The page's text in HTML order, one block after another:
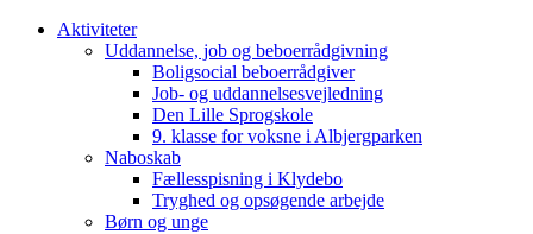
Aktiviteter
Uddannelse, job og beboerrådgivning
Boligsocial beboerrådgiver
Job- og uddannelsesvejledning
Den Lille Sprogskole
9. klasse for voksne i Albjergparken
Naboskab
Fællesspisning i Klydebo
Tryghed og opsøgende arbejde
Børn og unge